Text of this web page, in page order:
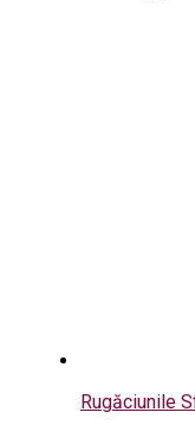
Rugăciunile